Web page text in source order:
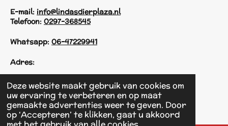
Deze website maakt gebruik van cookies om
uw ervaring te verbeteren en op maat
gemaakte advertenties weer te geven. Door
op ‘Accepteren’ te klikken, gaat u akkoord
E-mail: info@lindasdierplaza.nl
Telefoon: 0297-368545
Whatsapp: 06-47229941
Adres:
Einsteinstraat 125
1433 KH Kudelstaart
F